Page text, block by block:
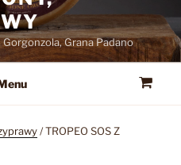
Grana Padano
/ TROPEO SOS Z